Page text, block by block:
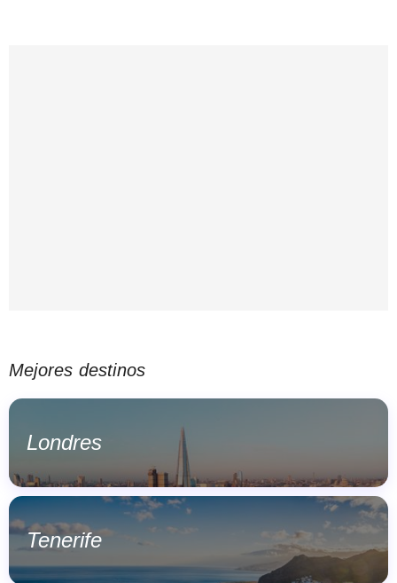
Mejores destinos
Londres
Tenerife